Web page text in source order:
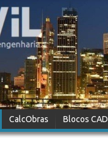
CalcObras Blocos CAD